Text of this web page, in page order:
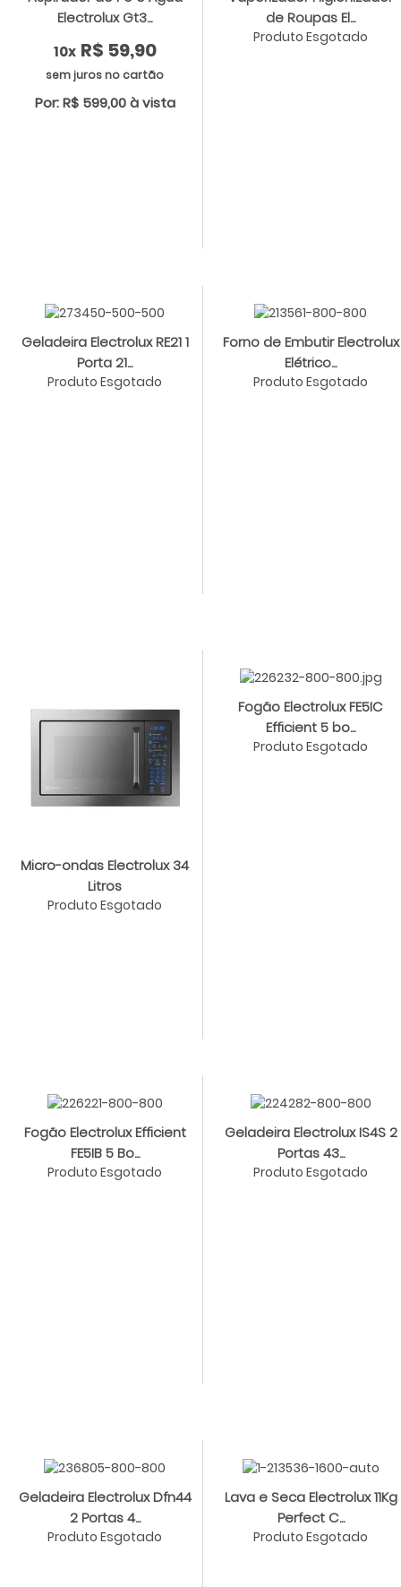
Electrolux Gt3...
10x R$ 59,90
sem juros no cartão
Por: R$ 599,00 à vista
de Roupas El...
Produto Esgotado
Geladeira Electrolux RE21 1
Porta 21...
Produto Esgotado
Forno de Embutir Electrolux
Elétrico...
Produto Esgotado
Micro-ondas Electrolux 34
Litros
Produto Esgotado
Fogão Electrolux FE5IC
Efficient 5 bo...
Produto Esgotado
Fogão Electrolux Efficient
FE5IB 5 Bo...
Produto Esgotado
Geladeira Electrolux IS4S 2
Portas 43...
Produto Esgotado
Geladeira Electrolux Dfn44
2 Portas 4...
Produto Esgotado
Lava e Seca Electrolux 11Kg
Perfect C...
Produto Esgotado